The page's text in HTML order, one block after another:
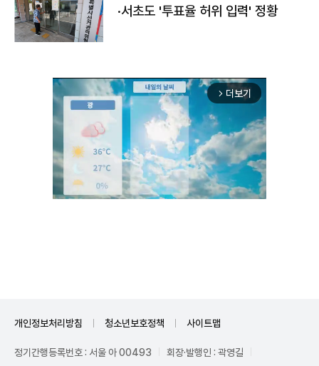
·서초도 '투표율 허위 입력' 정황
arrow_forward_ios 더보기
개인정보처리방침 청소년보호정책 사이트맵
정기간행등록번호 : 서울 아 00493 회장·발행인 : 곽영길